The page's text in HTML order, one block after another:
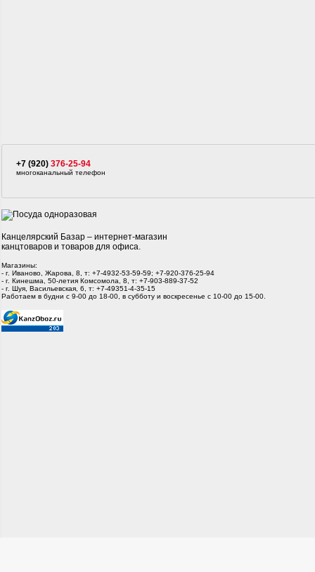
+7 (920) 376-25-94
многоканальный телефон
Канцелярский Базар – интернет-магазин
канцтоваров и товаров для офиса.
Магазины:
- г. Иваново, Жарова, 8, т: +7-4932-53-59-59; +7-920-376-25-94
- г. Кинешма, 50-летия Комсомола, 8, т: +7-903-889-37-52
- г. Шуя, Васильевская, 6, т: +7-49351-4-35-15
Работаем в будни с 9-00 до 18-00, в субботу и воскресенье с 10-00 до 15-00.